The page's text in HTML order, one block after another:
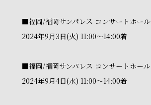
■福岡/福岡サンパレス コンサートホール
2024年9月3日(火) 11:00～14:00着
■福岡/福岡サンパレス コンサートホール
2024年9月4日(水) 11:00～14:00着